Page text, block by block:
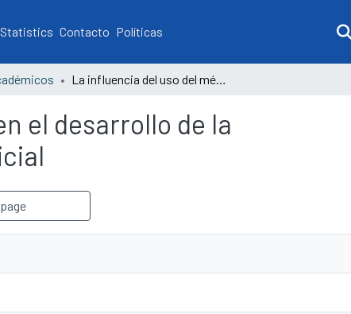
Statistics Contacto Políticas
La influencia del uso del método lúdico en el desarrollo de la grafomotricidad en los niños del nivel inicial
el desarrollo de la